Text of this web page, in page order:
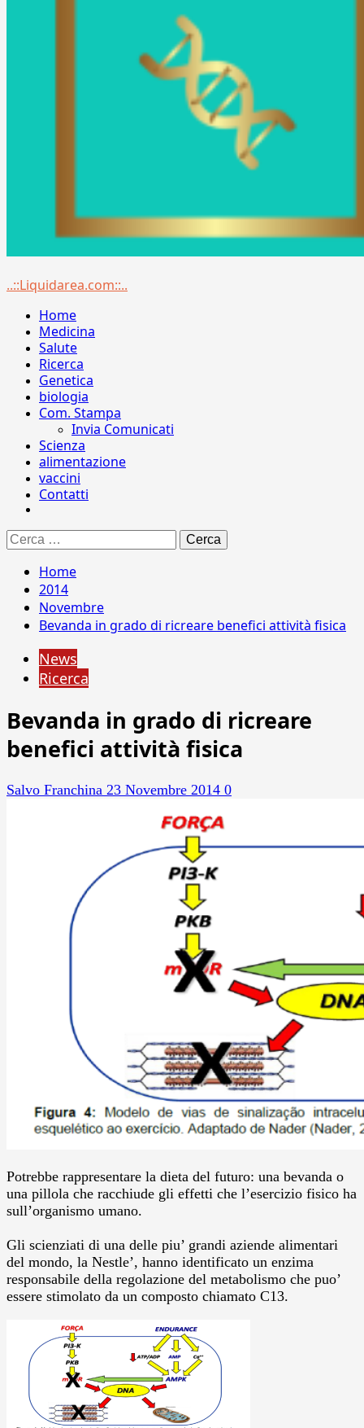
Menu
..::Liquidarea.com::..
Home
Medicina
Salute
Ricerca
Genetica
biologia
Com. Stampa
Invia Comunicati
Scienza
alimentazione
vaccini
Contatti
Ricerca
per:
Home
2014
Novembre
Bevanda in grado di ricreare benefici attività fisica
News
Ricerca
Bevanda in grado di ricreare
benefici attività fisica
Salvo Franchina 23 Novembre 2014 0
Potrebbe rappresentare la dieta del futuro: una bevanda o
una pillola che racchiude gli effetti che l’esercizio fisico ha
sull’organismo umano.
Gli scienziati di una delle piu’ grandi aziende alimentari
del mondo, la Nestle’, hanno identificato un enzima
responsabile della regolazione del metabolismo che puo’
essere stimolato da un composto chiamato C13.